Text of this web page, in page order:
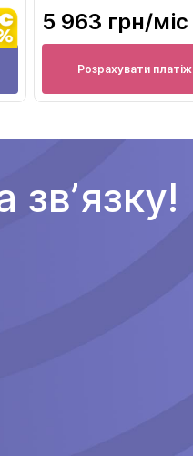
5 963 грн/міс
Розрахувати платіж